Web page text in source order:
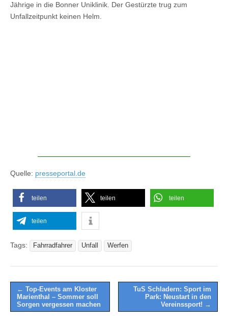
Jährige in die Bonner Uniklinik. Der Gestürzte trug zum
Unfallzeitpunkt keinen Helm.
Quelle: presseportal.de
teilen teilen teilen
teilen
Tags: Fahrradfahrer Unfall Werfen
Post
navigation
← Top-Events am Kloster
Marienthal – Sommer soll
Sorgen vergessen machen
TuS Schladern: Sport im
Park: Neustart in den
Vereinssport! →